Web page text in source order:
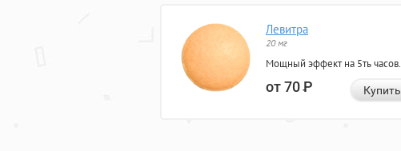
Левитра
20 мг
Мощный эффект на 5ть часов.
от 70Р Купить